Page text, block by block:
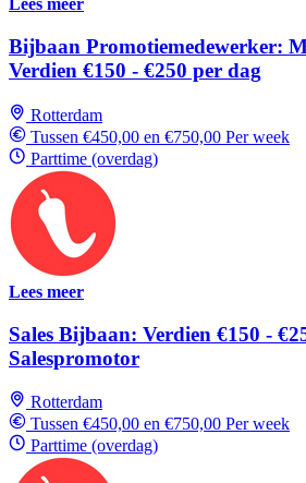
Lees meer
Bijbaan Promotiemedewerker:
Verdien €150 - €250 per dag
Rotterdam
Tussen €450,00 en €750,00 Per week
Parttime (overdag)
Lees meer
Sales Bijbaan: Verdien €150 -
Salespromotor
Rotterdam
Tussen €450,00 en €750,00 Per week
Parttime (overdag)